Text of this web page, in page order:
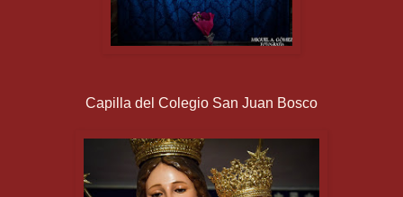
Capilla del Colegio San Juan Bosco